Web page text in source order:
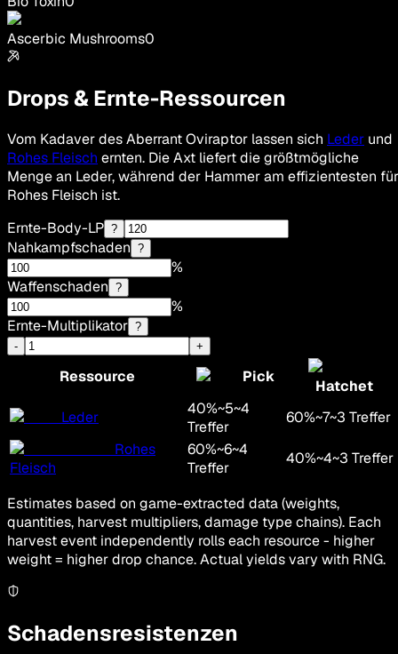
Ascerbic Mushrooms0
Drops & Ernte-Ressourcen
Vom Kadaver des Aberrant Oviraptor lassen sich Leder und
Rohes Fleisch ernten. Die Axt liefert die größtmögliche
Menge an Leder, während der Hammer am effizientesten für
Rohes Fleisch ist.
Ernte-Body-LP ?
Nahkampfschaden ?
%
Waffenschaden ?
%
Ernte-Multiplikator ?
-
+
Ressource Pick
Hatchet
Leder
40%~5~4
Treffer
60%~7~3 Treffer
Rohes
Fleisch
60%~6~4
Treffer
40%~4~3 Treffer
Estimates based on game-extracted data (weights,
quantities, harvest multipliers, damage type chains). Each
harvest event independently rolls each resource - higher
weight = higher drop chance. Actual yields vary with RNG.
Schadensresistenzen